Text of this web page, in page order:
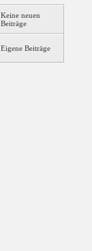
Keine neuen
Beiträge
Eigene Beiträge